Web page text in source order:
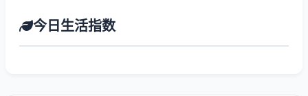
今日生活指数